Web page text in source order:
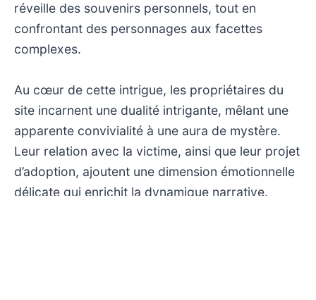
réveille des souvenirs personnels, tout en
confrontant des personnages aux facettes
complexes.
Au cœur de cette intrigue, les propriétaires du
site incarnent une dualité intrigante, mêlant une
apparente convivialité à une aura de mystère.
Leur relation avec la victime, ainsi que leur projet
d’adoption, ajoutent une dimension émotionnelle
délicate qui enrichit la dynamique narrative.